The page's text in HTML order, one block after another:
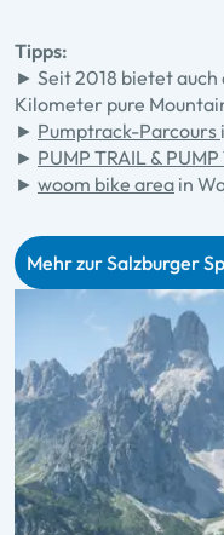
Tipps:
► Seit 2018 bietet auch
Kilometer pure
► Pumptrack-Parcours
► PUMP TRAIL & PUMP
► woom bike area in
Mehr zur Salzburger